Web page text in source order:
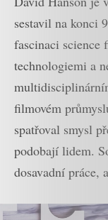
sestavil na konci
fascinaci
technologiemi a
filmovém
spatřoval smysl
podobají lidem.
dosavadní práce,